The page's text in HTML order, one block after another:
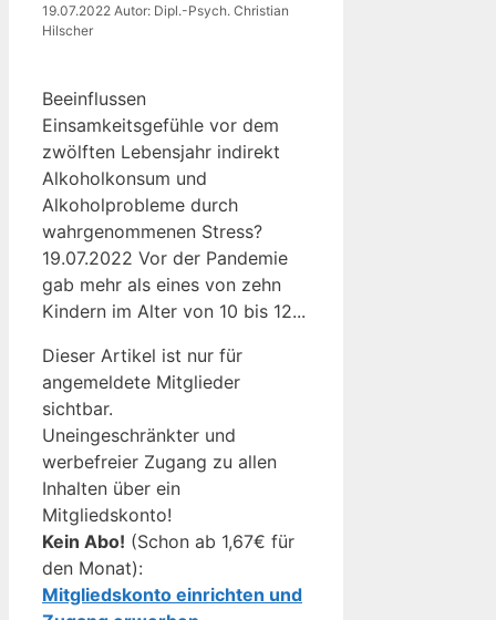
19.07.2022 Autor: Dipl.-Psych. Christian
Hilscher
Beeinflussen
Einsamkeitsgefühle vor dem
zwölften Lebensjahr indirekt
Alkoholkonsum und
Alkoholprobleme durch
wahrgenommenen Stress?
19.07.2022 Vor der Pandemie
gab mehr als eines von zehn
Kindern im Alter von 10 bis 12...
Dieser Artikel ist nur für
angemeldete Mitglieder
sichtbar.
Uneingeschränkter und
werbefreier Zugang zu allen
Inhalten über ein
Mitgliedskonto!
Kein Abo! (Schon ab 1,67€ für
den Monat):
Mitgliedskonto einrichten und